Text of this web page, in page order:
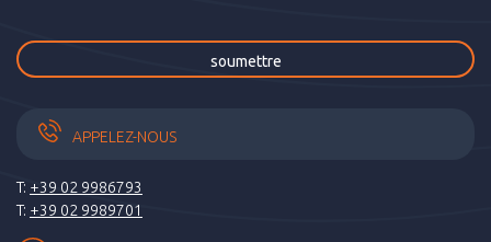
APPELEZ-NOUS
T: +39 02 9986793
T: +39 02 9989701